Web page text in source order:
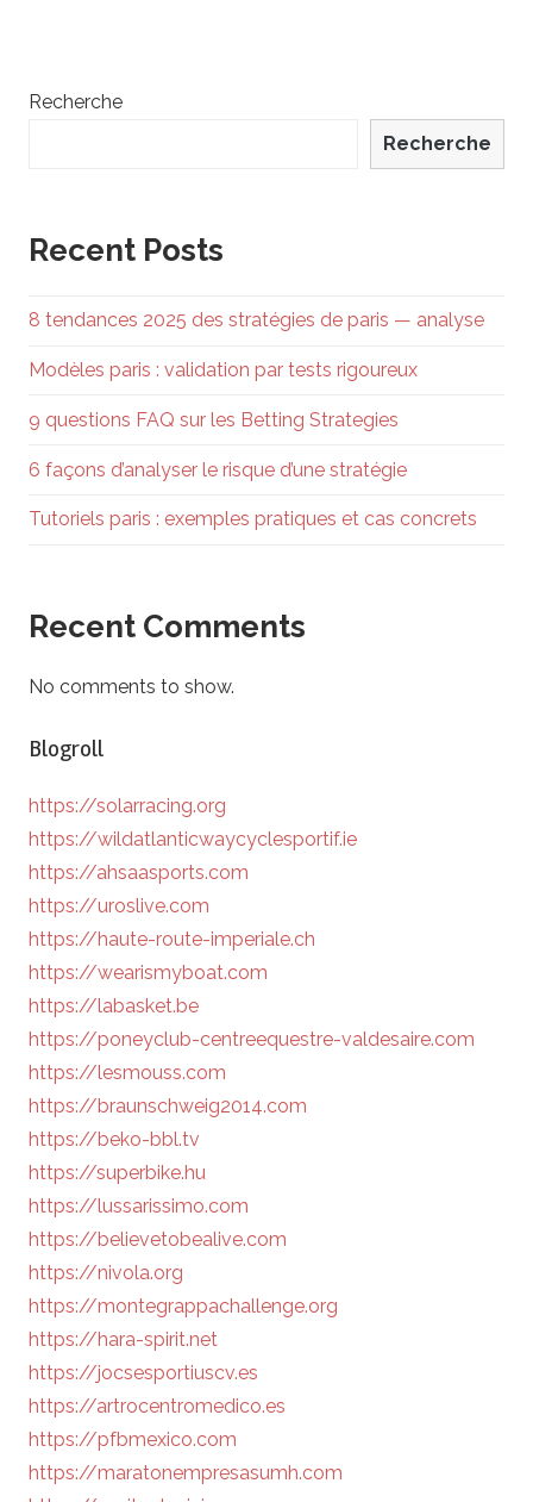
Recherche
Recherche
Recent Posts
8 tendances 2025 des stratégies de paris — analyse
Modèles paris : validation par tests rigoureux
9 questions FAQ sur les Betting Strategies
6 façons d’analyser le risque d’une stratégie
Tutoriels paris : exemples pratiques et cas concrets
Recent Comments
No comments to show.
Blogroll
https://solarracing.org
https://wildatlanticwaycyclesportif.ie
https://ahsaasports.com
https://uroslive.com
https://haute-route-imperiale.ch
https://wearismyboat.com
https://labasket.be
https://poneyclub-centreequestre-valdesaire.com
https://lesmouss.com
https://braunschweig2014.com
https://beko-bbl.tv
https://superbike.hu
https://lussarissimo.com
https://believetobealive.com
https://nivola.org
https://montegrappachallenge.org
https://hara-spirit.net
https://jocsesportiuscv.es
https://artrocentromedico.es
https://pfbmexico.com
https://maratonempresasumh.com